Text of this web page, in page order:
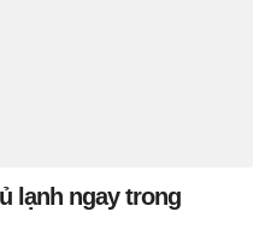
lạnh ngay trong